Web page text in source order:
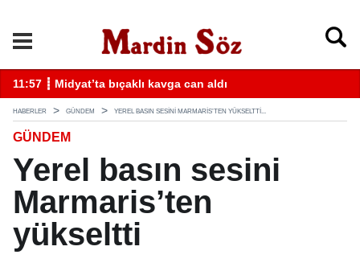
11:57 ┋ Midyat’ta bıçaklı kavga can aldı
HABERLER GÜNDEM YEREL BASIN SESINI MARMARIS’TEN YÜKSELTTI...
GÜNDEM
Yerel basın sesini
Marmaris’ten
yükseltti